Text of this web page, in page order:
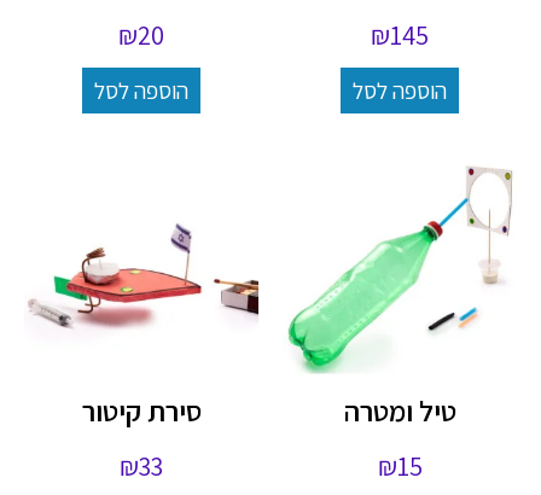
₪145
הוספה לסל
₪20
הוספה לסל
טיל ומטרה
₪15
סירת קיטור
₪33